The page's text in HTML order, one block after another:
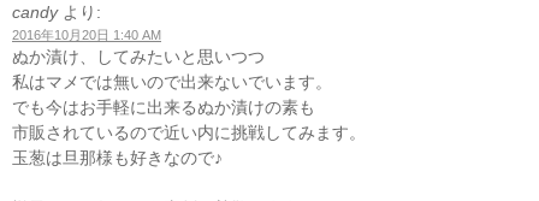
candy より:
2016年10月20日 1:40 AM
ぬか漬け、してみたいと思いつつ
私はマメでは無いので出来ないでいます。
でも今はお手軽に出来るぬか漬けの素も
市販されているので近い内に挑戦してみます。
玉葱は旦那様も好きなので♪